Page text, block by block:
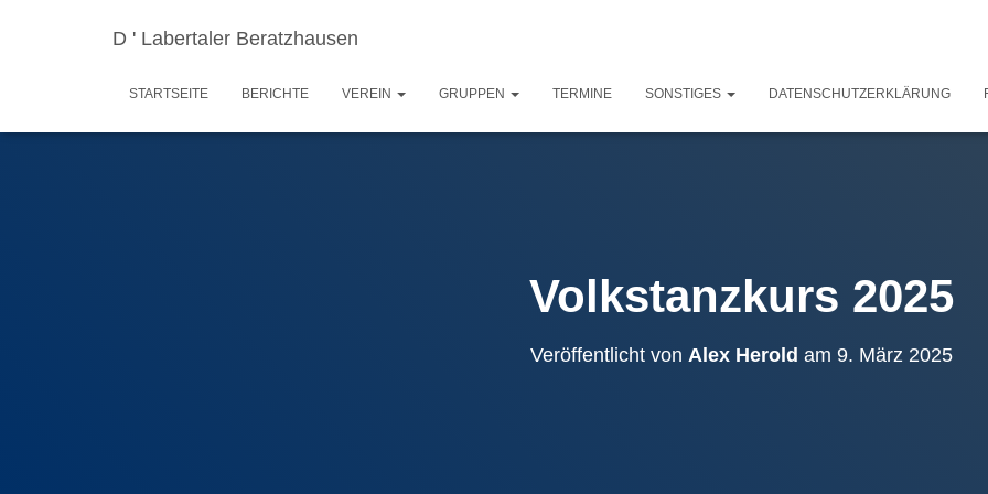
D ' Labertaler Beratzhausen
STARTSEITE BERICHTE VEREIN GRUPPEN TERMINE SONSTIGES DATENSCHUTZERKLÄRUNG
Volkstanzkurs 2025
Veröffentlicht von Alex Herold am 9. März 2025